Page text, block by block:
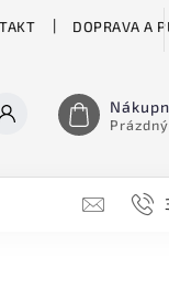
DOPRAVA A
H&H